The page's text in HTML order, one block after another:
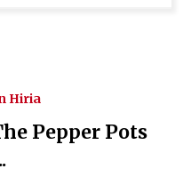
Hiria
Pepper Pots